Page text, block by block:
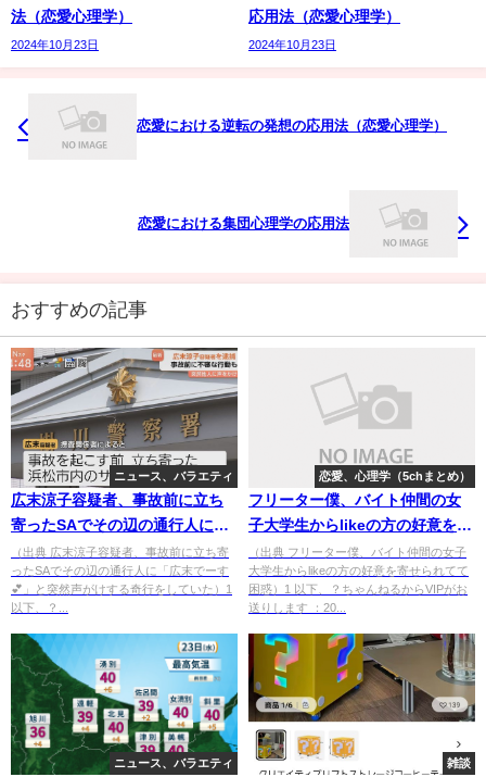
法（恋愛心理学）
2024年10月23日
応用法（恋愛心理学）
2024年10月23日
恋愛における逆転の発想の応用法（恋愛心理学）
恋愛における集団心理学の応用法
おすすめの記事
ニュース、バラエティ
広末涼子容疑者、事故前に立ち
寄ったSAでその辺の通行人に
「広末でーす💕」と突然声がけ
する奇行をしていた
（出典 広末涼子容疑者、事故前に立ち寄
ったSAでその辺の通行人に「広末でーす
💕」と突然声がけする奇行をしていた）1
以下、？...
恋愛、心理学（5chまとめ）
フリーター僕、バイト仲間の女
子大学生からlikeの方の好意を寄
せられてて困惑
（出典 フリーター僕、バイト仲間の女子
大学生からlikeの方の好意を寄せられてて
困惑）1 以下、？ちゃんねるからVIPがお
送りします ：20...
ニュース、バラエティ 雑談